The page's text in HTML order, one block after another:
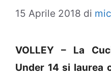
15 Aprile 2018 di
VOLLEY – La
Under 14 si laurea